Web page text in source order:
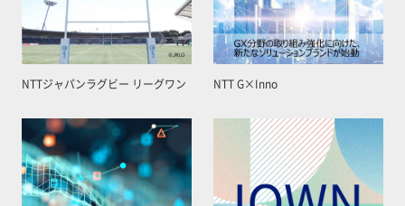
NTTジャパンラグビー リーグワン NTT G×Inno